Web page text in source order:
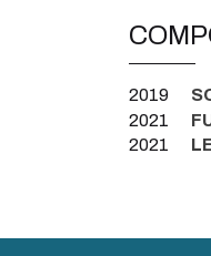
2019
2021
2021